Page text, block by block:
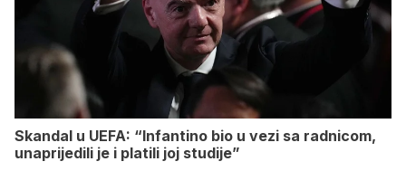
Skandal u UEFA: “Infantino bio u vezi sa radnicom,
unaprijedili je i platili joj studije”